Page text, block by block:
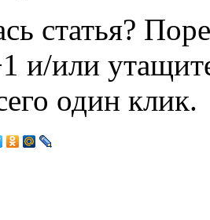
статья?
и/или
один клик.